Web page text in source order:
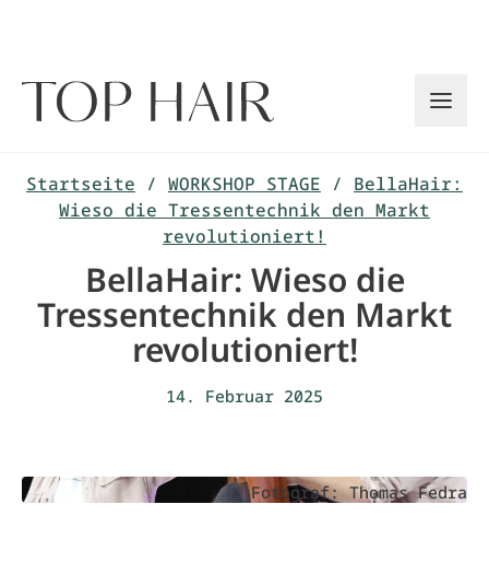
Startseite / WORKSHOP STAGE / BellaHair:
Wieso die Tressentechnik den Markt
revolutioniert!
BellaHair: Wieso die
Tressentechnik den Markt
revolutioniert!
14. Februar 2025
Fotograf: Thomas Fedra